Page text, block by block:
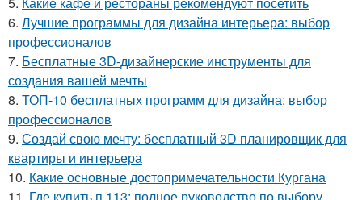
6. Лучшие программы для дизайна интерьера: выбор
профессионалов
7. Бесплатные 3D-дизайнерские инструменты для
создания вашей мечты
8. ТОП-10 бесплатных программ для дизайна: выбор
профессионалов
9. Создай свою мечту: бесплатный 3D планировщик для
квартиры и интерьера
10. Какие основные достопримечательности Кургана